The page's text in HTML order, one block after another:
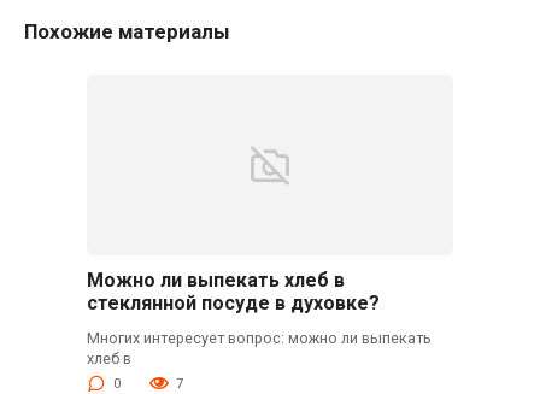
Похожие материалы
Можно ли выпекать хлеб в
стеклянной посуде в духовке?
Многих интересует вопрос: можно ли выпекать
хлеб в
0 7